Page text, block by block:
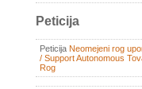
Peticija
Peticija Neomejeni rog
/ Support Autonomous
Rog